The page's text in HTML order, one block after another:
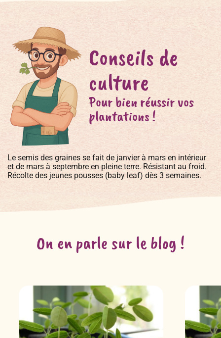
Conseils de
culture
Pour bien réussir vos
plantations !
Le semis des graines se fait de janvier à mars en intérieur
et de mars à septembre en pleine terre. Résistant au froid.
Récolte des jeunes pousses (baby leaf) dès 3 semaines.
On en parle sur le blog !